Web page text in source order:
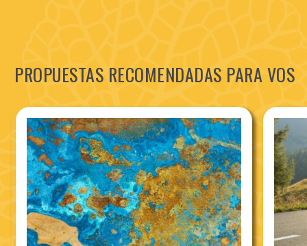
PROPUESTAS RECOMENDADAS PARA VOS